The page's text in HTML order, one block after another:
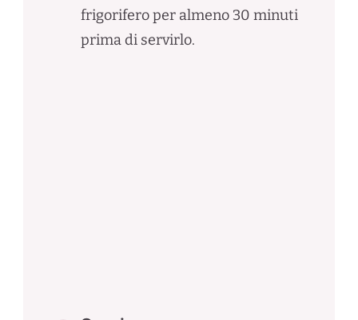
frigorifero per almeno 30 minuti
prima di servirlo.